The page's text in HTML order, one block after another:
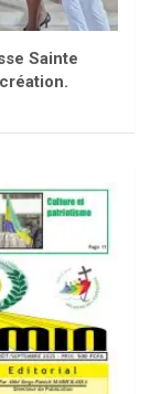
Sainte